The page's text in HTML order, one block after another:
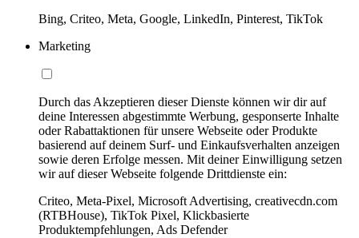
Bing, Criteo, Meta, Google, LinkedIn, Pinterest, TikTok
Marketing
Durch das Akzeptieren dieser Dienste können wir dir auf
deine Interessen abgestimmte Werbung, gesponserte Inhalte
oder Rabattaktionen für unsere Webseite oder Produkte
basierend auf deinem Surf- und Einkaufsverhalten anzeigen
sowie deren Erfolge messen. Mit deiner Einwilligung setzen
wir auf dieser Webseite folgende Drittdienste ein:
Criteo, Meta-Pixel, Microsoft Advertising, creativecdn.com
(RTBHouse), TikTok Pixel, Klickbasierte
Produktempfehlungen, Ads Defender